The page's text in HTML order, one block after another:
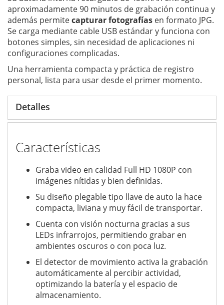
aproximadamente 90 minutos de grabación continua y
además permitecapturar fotografías en formato JPG.
Se carga mediante cable USB estándar y funciona con
botones simples, sin necesidad de aplicaciones ni
configuraciones complicadas.
Una herramienta compacta y práctica de registro
personal, lista para usar desde el primer momento.
Detalles
Características
Graba video en calidad Full HD 1080P con
imágenes nítidas y bien definidas.
Su diseño plegable tipo llave de auto la hace
compacta, liviana y muy fácil de transportar.
Cuenta con visión nocturna gracias a sus
LEDs infrarrojos, permitiendo grabar en
ambientes oscuros o con poca luz.
El detector de movimiento activa la grabación
automáticamente al percibir actividad,
optimizando la batería y el espacio de
almacenamiento.